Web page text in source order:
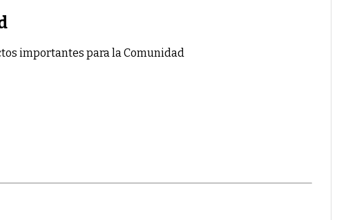
importantes para la Comunidad